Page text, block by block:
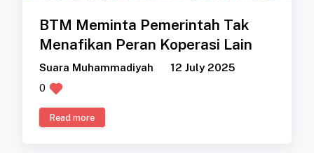
BTM Meminta Pemerintah Tak
Menafikan Peran Koperasi Lain
Suara Muhammadiyah
12 July 2025
0
Read more